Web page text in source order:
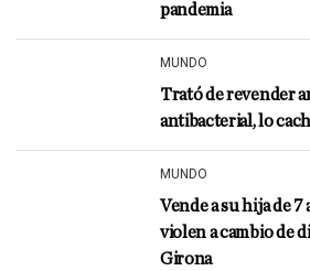
pandemia
MUNDO
Trató de revender
antibacterial, lo
MUNDO
Vende a su hija de 7
violen a cambio de
Girona